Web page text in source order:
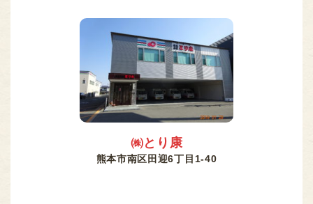
㈱とり康
熊本市南区田迎6丁目1-40